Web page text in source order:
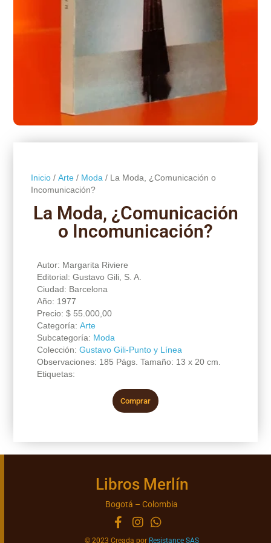
Inicio/ Arte/ Moda / La Moda, ¿Comunicación o
Incomunicación?
La Moda, ¿Comunicación
o Incomunicación?
Autor: Margarita Riviere
Editorial: Gustavo Gili, S. A.
Ciudad: Barcelona
Año: 1977
Precio: $55.000,00
Categoría: Arte
Subcategoría: Moda
Colección: Gustavo Gili-Punto y Línea
Observaciones: 185 Págs. Tamaño: 13 x 20 cm.
Etiquetas:
Comprar
Libros Merlín
Bogotá – Colombia
© 2023 Creada por Resistance SAS